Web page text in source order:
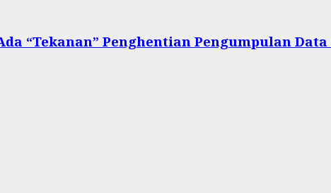
“Tekanan” Penghentian Pengumpulan